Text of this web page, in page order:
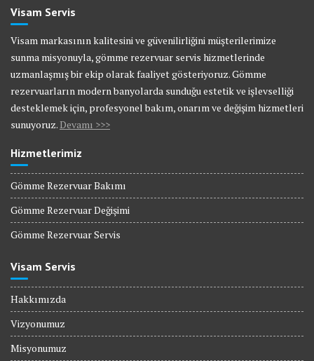
Visam Servis
Visam markasının kalitesini ve güvenilirliğini müşterilerimize
sunma misyonuyla, gömme rezervuar servis hizmetlerinde
uzmanlaşmış bir ekip olarak faaliyet gösteriyoruz. Gömme
rezervuarların modern banyolarda sunduğu estetik ve işlevselliği
desteklemek için, profesyonel bakım, onarım ve değişim hizmetleri
sunuyoruz.Devamı >>>
Hizmetlerimiz
Gömme Rezervuar Bakımı
Gömme Rezervuar Değişimi
Gömme Rezervuar Servis
Visam Servis
Hakkımızda
Vizyonumuz
Misyonumuz